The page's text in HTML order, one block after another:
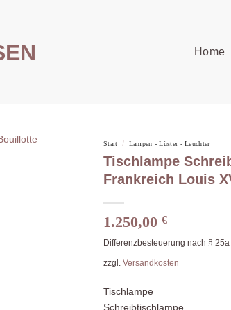
Home
Start / Lampen - Lüster - Leuchter
Tischlampe
Frankreich Louis
1.250,00 €
Differenzbesteuerung nach § 25a
zzgl. Versandkosten
Tischlampe
Schreibtischlampe